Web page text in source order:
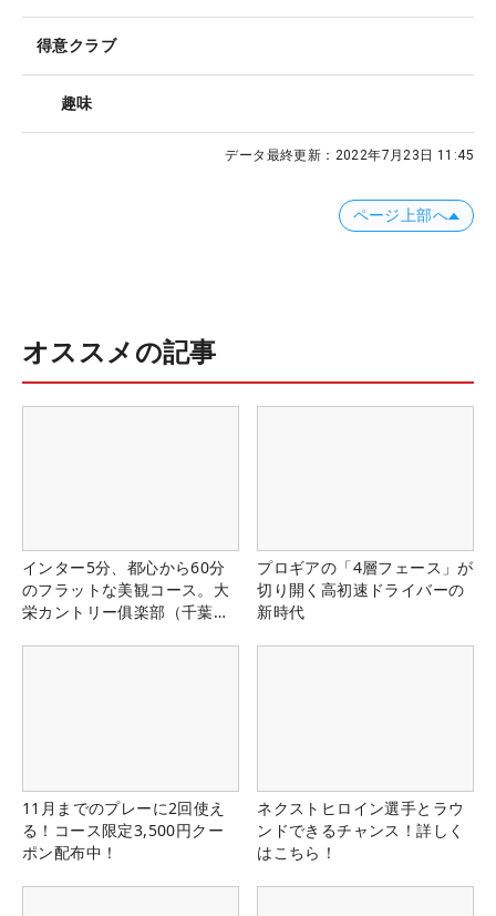
得意クラブ
趣味
データ最終更新： 2022年7月23日 11:45
ページ上部へ
オススメの記事
インター5分、都心から60分
のフラットな美観コース。大
栄カントリー俱楽部（千葉
プロギアの「4層フェース」が
切り開く高初速ドライバーの
新時代
11月までのプレーに2回使え
る！コース限定3,500円クー
ポン配布中！
ネクストヒロイン選手とラウ
ンドできるチャンス！詳しく
はこちら！